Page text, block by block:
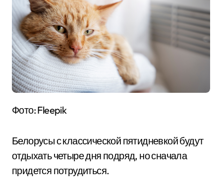
Фото: Fleepik
Белорусы с классической пятидневкой будут
отдыхать четыре дня подряд, но сначала
придется потрудиться.